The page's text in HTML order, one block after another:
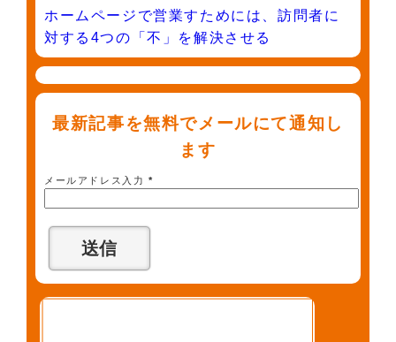
ホームページで営業すためには、訪問者に
対する4つの「不」を解決させる
最新記事を無料でメールにて通知し
ます
メールアドレス入力 *